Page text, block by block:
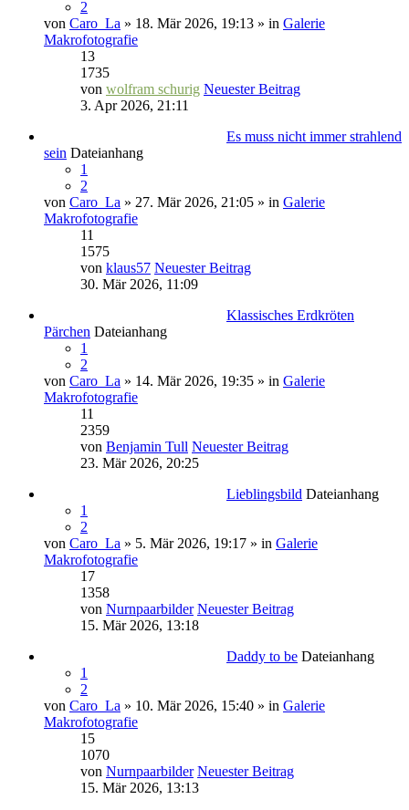
2
von Caro_La » 18. Mär 2026, 19:13 » in Galerie
Makrofotografie
13
1735
von wolfram schurig Neuester Beitrag
3. Apr 2026, 21:11
Es muss nicht immer strahlend
sein Dateianhang
1
2
von Caro_La » 27. Mär 2026, 21:05 » in Galerie
Makrofotografie
11
1575
von klaus57 Neuester Beitrag
30. Mär 2026, 11:09
Klassisches Erdkröten
Pärchen Dateianhang
1
2
von Caro_La » 14. Mär 2026, 19:35 » in Galerie
Makrofotografie
11
2359
von Benjamin Tull Neuester Beitrag
23. Mär 2026, 20:25
Lieblingsbild Dateianhang
1
2
von Caro_La » 5. Mär 2026, 19:17 » in Galerie
Makrofotografie
17
1358
von Nurnpaarbilder Neuester Beitrag
15. Mär 2026, 13:18
Daddy to be Dateianhang
1
2
von Caro_La » 10. Mär 2026, 15:40 » in Galerie
Makrofotografie
15
1070
von Nurnpaarbilder Neuester Beitrag
15. Mär 2026, 13:13